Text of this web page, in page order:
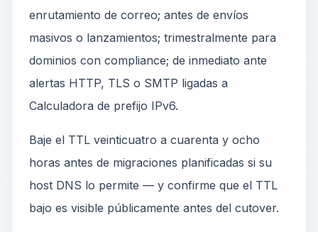
enrutamiento de correo; antes de envíos
masivos o lanzamientos; trimestralmente para
dominios con compliance; de inmediato ante
alertas HTTP, TLS o SMTP ligadas a
Calculadora de prefijo IPv6.
Baje el TTL veinticuatro a cuarenta y ocho
horas antes de migraciones planificadas si su
host DNS lo permite — y confirme que el TTL
bajo es visible públicamente antes del cutover.